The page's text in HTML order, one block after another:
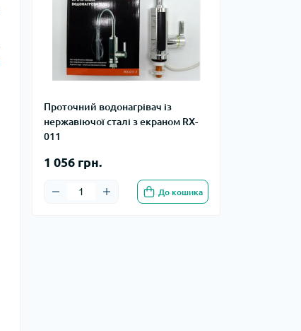
Проточний водонагрівач із
нержавіючої сталі з екраном RX-
011
1 056 грн.
До кошика